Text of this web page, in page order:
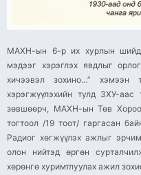
МАХН-ын 6-р их хурлын
мэдээг хэрэглэх явдлыг
хичээвэл зохино…” хэмээн
хэрэгжүүлэхийн тулд ЗХУ-аас
зөвшөөрч, МАХН-ын Төв
тогтоол /19 тоот/ гаргасан
Радиог хөгжүүлэх ажлыг
олон нийтэд өргөн
хөрөнгө хуримтлуулах ажил